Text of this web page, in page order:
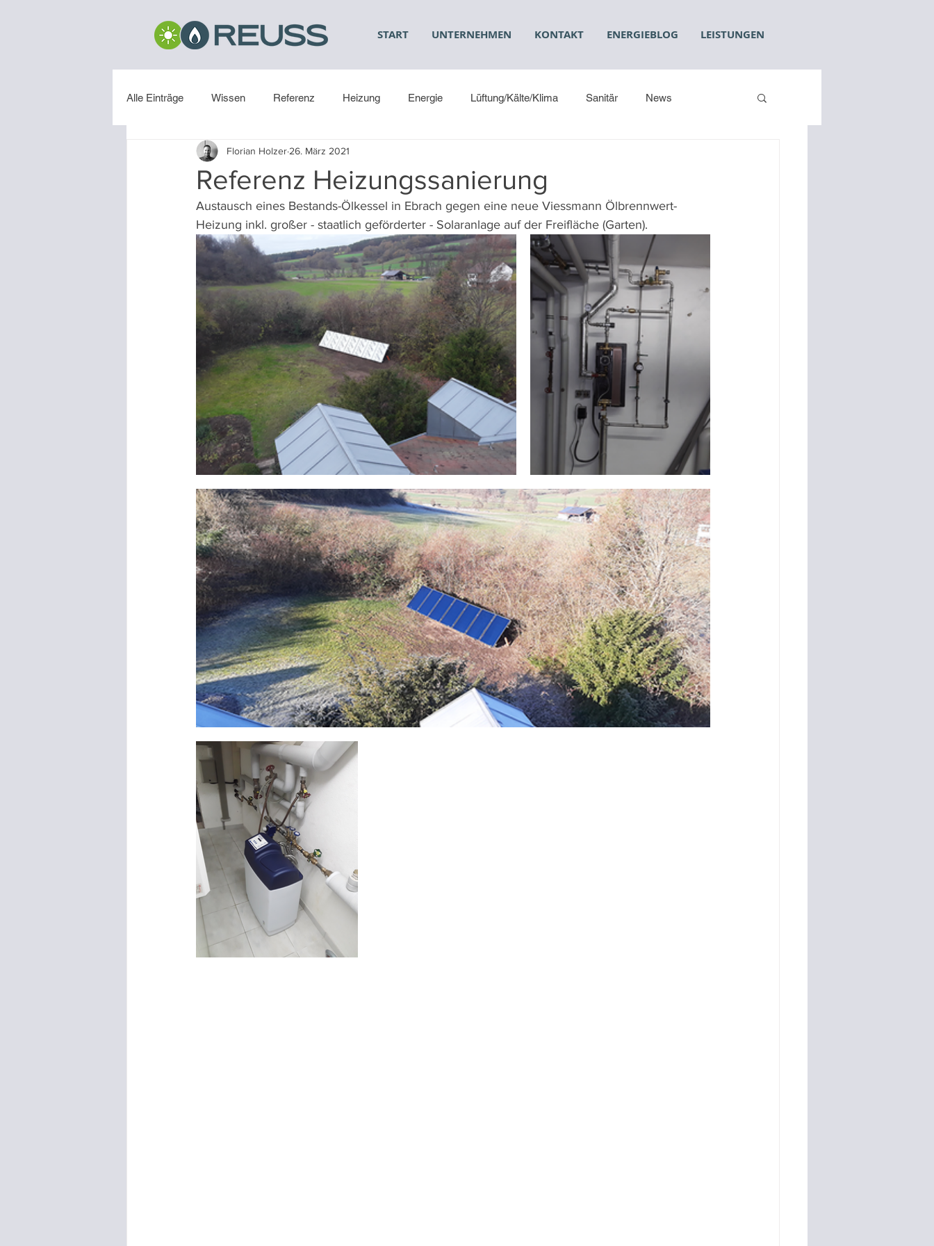
START UNTERNEHMEN KONTAKT ENERGIEBLOG LEISTUNGEN
Alle Einträge Wissen Referenz Heizung Energie Lüftung/Kälte/Klima Sanitär News
Installation
Referenz Heizungssanierung
Florian Holzer 26. März 2021
Austausch eines Bestands-Ölkessel in Ebrach gegen eine neue Viessmann Ölbrennwert-
Heizung inkl. großer - staatlich geförderter - Solaranlage auf der Freifläche (Garten).